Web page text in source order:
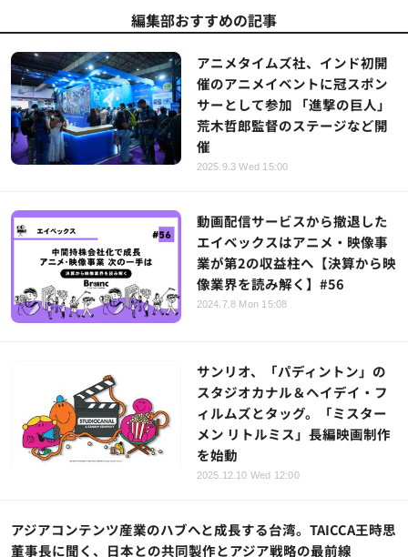
編集部おすすめの記事
アニメタイムズ社、インド初開
催のアニメイベントに冠スポン
サーとして参加 「進撃の巨人」
荒木哲郎監督のステージなど開
催
2025.9.3 Wed 15:00
動画配信サービスから撤退した
エイベックスはアニメ・映像事
業が第2の収益柱へ【決算から映
像業界を読み解く】#56
2024.7.8 Mon 15:08
サンリオ、「パディントン」の
スタジオカナル＆ヘイデイ・フ
ィルムズとタッグ。「ミスター
メン リトルミス」長編映画制作
を始動
2025.12.10 Wed 12:00
アジアコンテンツ産業のハブへと成長する台湾。TAICCA王時思
董事長に聞く、日本との共同製作とアジア戦略の最前線